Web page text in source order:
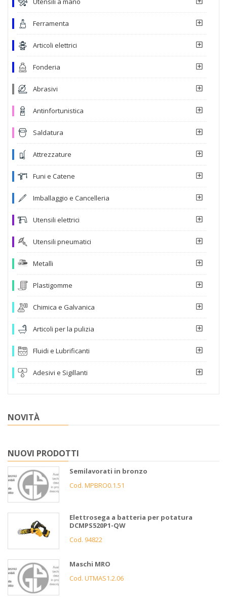
Ferramenta
Articoli elettrici
Fonderia
Abrasivi
Antinfortunistica
Saldatura
Attrezzature
Funi e Catene
Imballaggio e Cancelleria
Utensili elettrici
Utensili pneumatici
Metalli
Plastigomme
Chimica e Galvanica
Articoli per la pulizia
Fluidi e Lubrificanti
Adesivi e Sigillanti
NOVITÀ
NUOVI PRODOTTI
Semilavorati in bronzo
Cod. MPBRO0.1.51
Elettrosega a batteria per potatura
DCMPS520P1-QW
Cod. 94822
Maschi MRO
Cod. UTMAS1.2.06